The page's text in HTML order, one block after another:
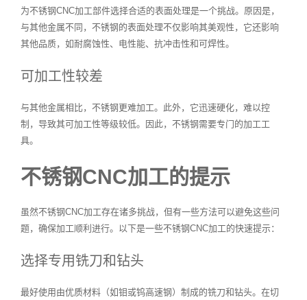
为不锈钢CNC加工部件选择合适的表面处理是一个挑战。原因是，
与其他金属不同，不锈钢的表面处理不仅影响其美观性，它还影响
其他品质，如耐腐蚀性、电性能、抗冲击性和可焊性。
可加工性较差
与其他金属相比，不锈钢更难加工。此外，它迅速硬化，难以控
制，导致其可加工性等级较低。因此，不锈钢需要专门的加工工
具。
不锈钢CNC加工的提示
虽然不锈钢CNC加工存在诸多挑战，但有一些方法可以避免这些问
题，确保加工顺利进行。以下是一些不锈钢CNC加工的快速提示：
选择专用铣刀和钻头
最好使用由优质材料（如钼或钨高速钢）制成的铣刀和钻头。在切